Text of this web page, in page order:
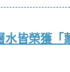
皆榮獲「